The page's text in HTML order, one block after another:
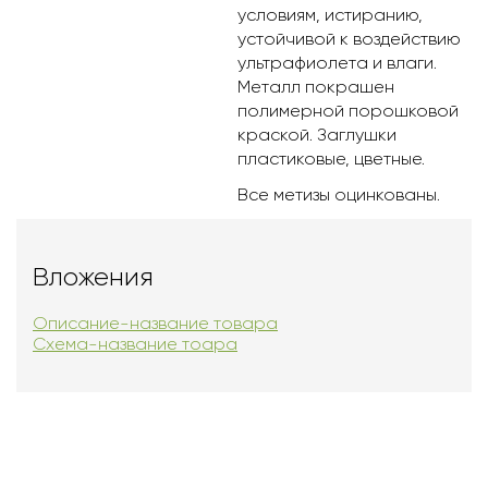
условиям, истиранию,
устойчивой к воздействию
ультрафиолета и влаги.
Металл покрашен
полимерной порошковой
краской. Заглушки
пластиковые, цветные.
Все метизы оцинкованы.
Вложения
Описание-название товара
Схема-название тоара